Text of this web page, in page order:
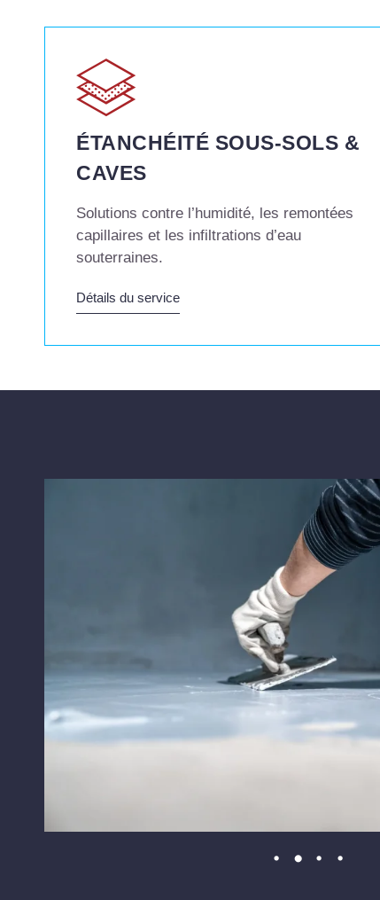
ÉTANCHÉITÉ SOUS-SOLS &
CAVES
Solutions contre l’humidité, les remontées
capillaires et les infiltrations d’eau
souterraines.
Détails du service